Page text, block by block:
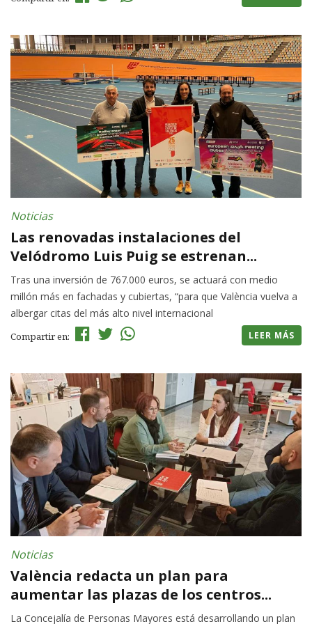
Noticias
Las renovadas instalaciones del
Velódromo Luis Puig se estrenan...
Tras una inversión de 767.000 euros, se actuará con medio
millón más en fachadas y cubiertas, “para que València vuelva a
albergar citas del más alto nivel internacional
Compartir en: LEER MÁS
Noticias
València redacta un plan para
aumentar las plazas de los centros...
La Concejalía de Personas Mayores está desarrollando un plan